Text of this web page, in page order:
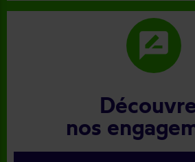
rate_review
nos